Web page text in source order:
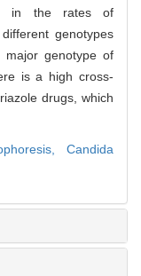
in the rates of
genotypes
major genotype of
is a high cross-
drugs, which
Candida